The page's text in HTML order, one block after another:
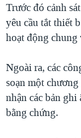
Trước đó cảnh
yêu cầu tắt thiết
hoạt động
Ngoài ra, các
soạn một
nhận các bản
bằng chứng.